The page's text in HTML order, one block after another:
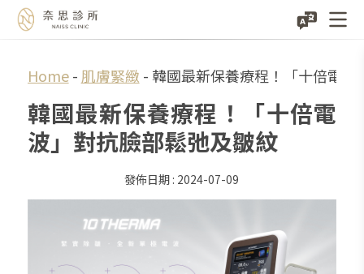
content
Home- 肌膚緊緻 -韓國最新保養療程！「十倍電波
韓國最新保養療程！「十倍電
波」對抗臉部鬆弛及皺紋
2024-07-09